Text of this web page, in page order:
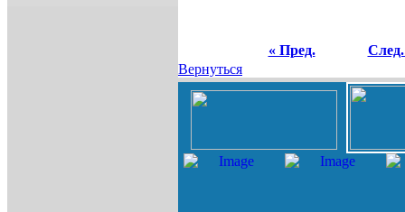
« Пред.
Вернуться